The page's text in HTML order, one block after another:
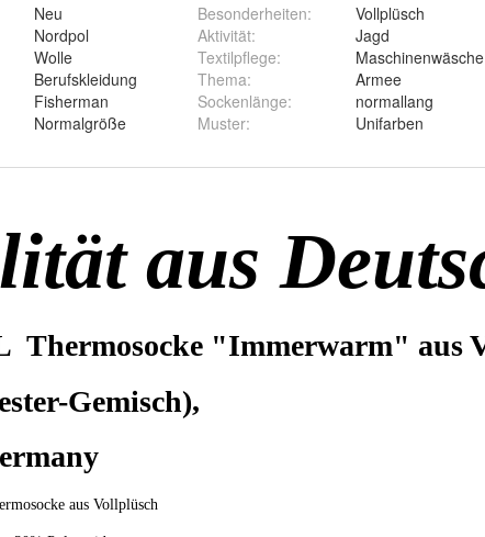
Neu
Nordpol
Wolle
Berufskleidung
Fisherman
Normalgröße
Besonderheiten:
Vollplüsch
Aktivität:
Jagd
Textilpflege:
Maschinenwäsche
Thema:
Armee
Sockenlänge:
normallang
Muster: Unifarben